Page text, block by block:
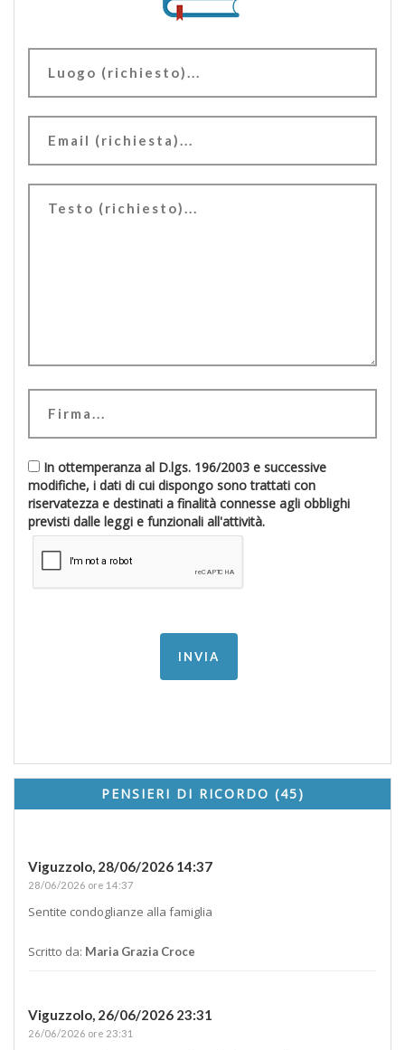
In ottemperanza al D.lgs. 196/2003 e successive
modifiche, i dati di cui dispongo sono trattati con
riservatezza e destinati a finalità connesse agli obblighi
previsti dalle leggi e funzionali all'attività.
PENSIERI DI RICORDO (45)
Viguzzolo, 28/06/2026 14:37
28/06/2026 ore 14:37
Sentite condoglianze alla famiglia
Scritto da: Maria Grazia Croce
Viguzzolo, 26/06/2026 23:31
26/06/2026 ore 23:31